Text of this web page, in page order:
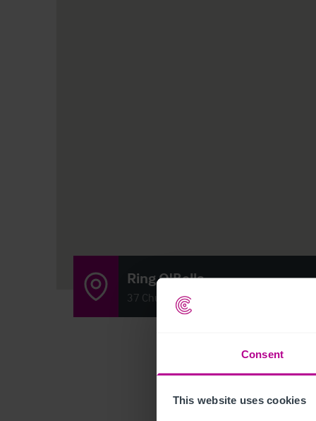
Consent
This website uses cookies
Ring O'Bells
37 Church Street, Swinton, Mexborough